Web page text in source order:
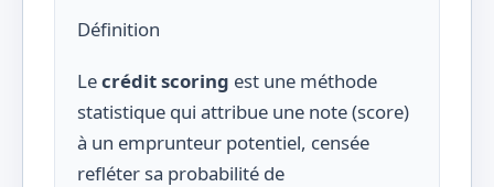
Définition
Lecrédit scoring est une méthode
statistique qui attribue une note (score)
à un emprunteur potentiel, censée
refléter sa probabilité de